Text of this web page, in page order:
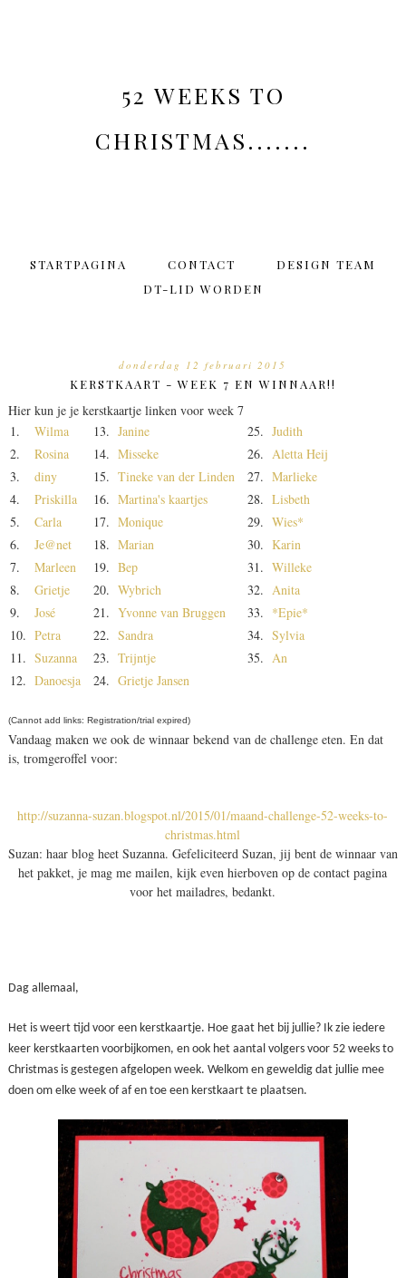
52 WEEKS TO
CHRISTMAS.......
STARTPAGINA CONTACT
DESIGN TEAM
DT-LID WORDEN
donderdag 12 februari 2015
KERSTKAART - WEEK 7 EN WINNAAR!!
Hier kun je je kerstkaartje linken voor week 7
1.
Wilma 13. Janine 25. Judith
2.
Rosina 14. Misseke 26. Aletta Heij
3.
diny 15. Tineke van der Linden 27. Marlieke
4.
Priskilla 16. Martina's kaartjes 28. Lisbeth
5.
Carla 17. Monique 29. Wies*
6.
Je@net 18. Marian 30. Karin
7.
Marleen 19. Bep 31. Willeke
8.
Grietje 20. Wybrich 32. Anita
9.
José 21. Yvonne van Bruggen 33. *Epie*
10. Petra 22. Sandra 34. Sylvia
11. Suzanna 23. Trijntje 35. An
12. Danoesja 24. Grietje Jansen
(Cannot add links: Registration/trial expired)
Vandaag maken we ook de winnaar bekend van de challenge eten. En dat
is, tromgeroffel voor:
http://suzanna-suzan.blogspot.nl/2015/01/maand-challenge-52-weeks-to-
christmas.html
Suzan: haar blog heet Suzanna. Gefeliciteerd Suzan, jij bent de winnaar van
het pakket, je mag me mailen, kijk even hierboven op de contact pagina
voor het mailadres, bedankt.
Dag allemaal,
Het is weert tijd voor een kerstkaartje. Hoe gaat het bij jullie? Ik zie iedere
keer kerstkaarten voorbijkomen, en ook het aantal volgers voor 52 weeks to
Christmas is gestegen afgelopen week. Welkom en geweldig dat jullie mee
doen om elke week of af en toe een kerstkaart te plaatsen.